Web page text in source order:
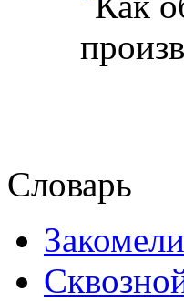
Словарь